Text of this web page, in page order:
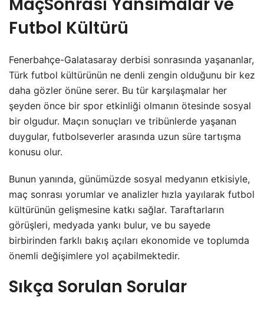
Futbol Kültürü
Fenerbahçe-Galatasaray derbisi sonrasında yaşananlar,
Türk futbol kültürünün ne denli zengin olduğunu bir kez
daha gözler önüne serer. Bu tür karşılaşmalar her
şeyden önce bir spor etkinliği olmanın ötesinde sosyal
bir olgudur. Maçın sonuçları ve tribünlerde yaşanan
duygular, futbolseverler arasında uzun süre tartışma
konusu olur.
Bunun yanında, günümüzde sosyal medyanın etkisiyle,
maç sonrası yorumlar ve analizler hızla yayılarak futbol
kültürünün gelişmesine katkı sağlar. Taraftarların
görüşleri, medyada yankı bulur, ve bu sayede
birbirinden farklı bakış açıları ekonomide ve toplumda
önemli değişimlere yol açabilmektedir.
Sıkça Sorulan Sorular